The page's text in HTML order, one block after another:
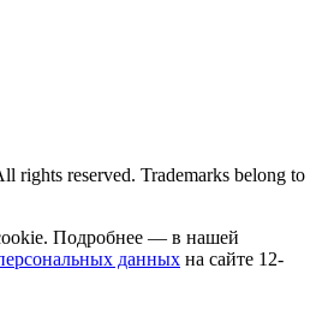
rights reserved. Trademarks belong to
Подробнее — в нашей
данных на сайте 12-